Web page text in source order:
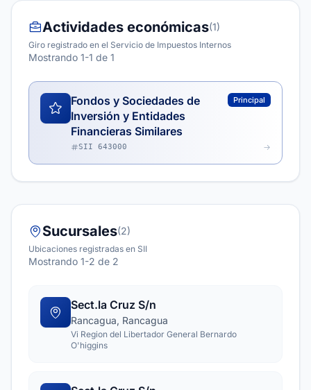
Actividades económicas(1)
Giro registrado en el Servicio de Impuestos Internos
Mostrando 1-1 de 1
Fondos y Sociedades de
Inversión y Entidades
Financieras Similares
Principal
SII 643000
Sucursales(2)
Ubicaciones registradas en SII
Mostrando 1-2 de 2
Sect.la Cruz S/n
Rancagua, Rancagua
Vi Region del Libertador General Bernardo
O'higgins